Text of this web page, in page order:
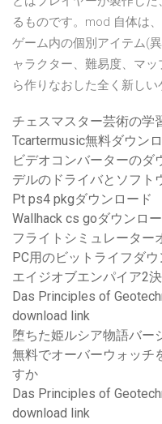
るものです。mod 自体は
ゲーム内の個別アイテム(
ャラクター、難易度、マ
ら作りなおした全く新し
チェスマスター芸術の学
Tcartermusic無料ダウン
ビデオコンバーターのダ
デルのドライバとソフト
Pt ps4 pkgダウンロード
Wallhack cs goダウンロ
フライトシミュレーター
PC用のビットライフダウ
エイジオブエンパイア2
Das Principles of
download link
堕ちた姫ルシア物語バー
無料でオーバーウォッチ
すか
Das Principles of
download link